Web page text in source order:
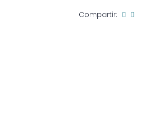
Compartir: